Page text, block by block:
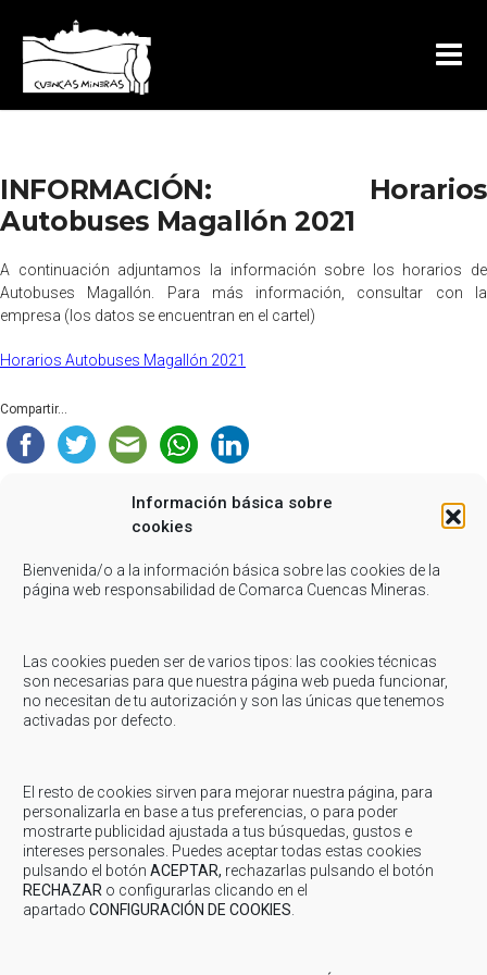
Información básica sobre
cookies
Bienvenida/o a la información básica sobre las cookies de la
página web responsabilidad de Comarca Cuencas Mineras.
Las cookies pueden ser de varios tipos: las cookies técnicas
son necesarias para que nuestra página web pueda funcionar,
no necesitan de tu autorización y son las únicas que tenemos
activadas por defecto.
El resto de cookies sirven para mejorar nuestra página, para
personalizarla en base a tus preferencias, o para poder
mostrarte publicidad ajustada a tus búsquedas, gustos e
intereses personales. Puedes aceptar todas estas cookies
pulsando el botón ACEPTAR, rechazarlas pulsando el botón
RECHAZAR o configurarlas clicando en el
apartado CONFIGURACIÓN DE COOKIES
INFORMACIÓN: Horarios
Autobuses Magallón 2021
A continuación adjuntamos la información sobre los horarios de
Autobuses Magallón. Para más información, consultar con la
empresa (los datos se encuentran en el cartel)
Horarios Autobuses Magallón 2021
Compartir...
Related Posts
Mayo 23, 2024- Cultura
CULTURA: Musethica (música clásica) en municipios
de la comarca
pionero a nivel mundial, es...
Agosto 25, 2020-Comarca -Turismo
COMARCA: KASE O en Cuencas Mineras